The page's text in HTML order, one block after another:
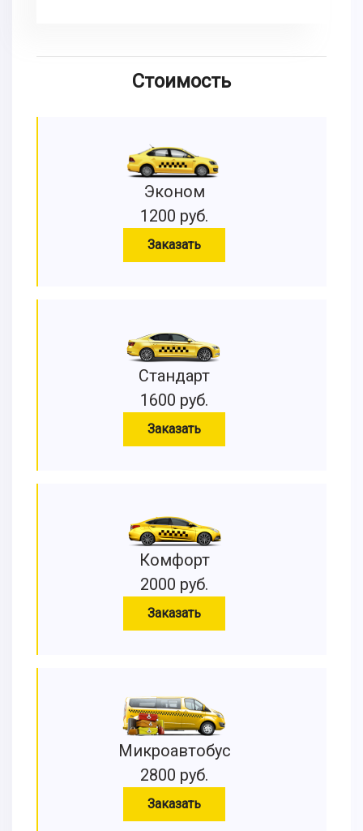
Стоимость
Эконом
1200 руб.
Заказать
Стандарт
1600 руб.
Заказать
Комфорт
2000 руб.
Заказать
Микроавтобус
2800 руб.
Заказать